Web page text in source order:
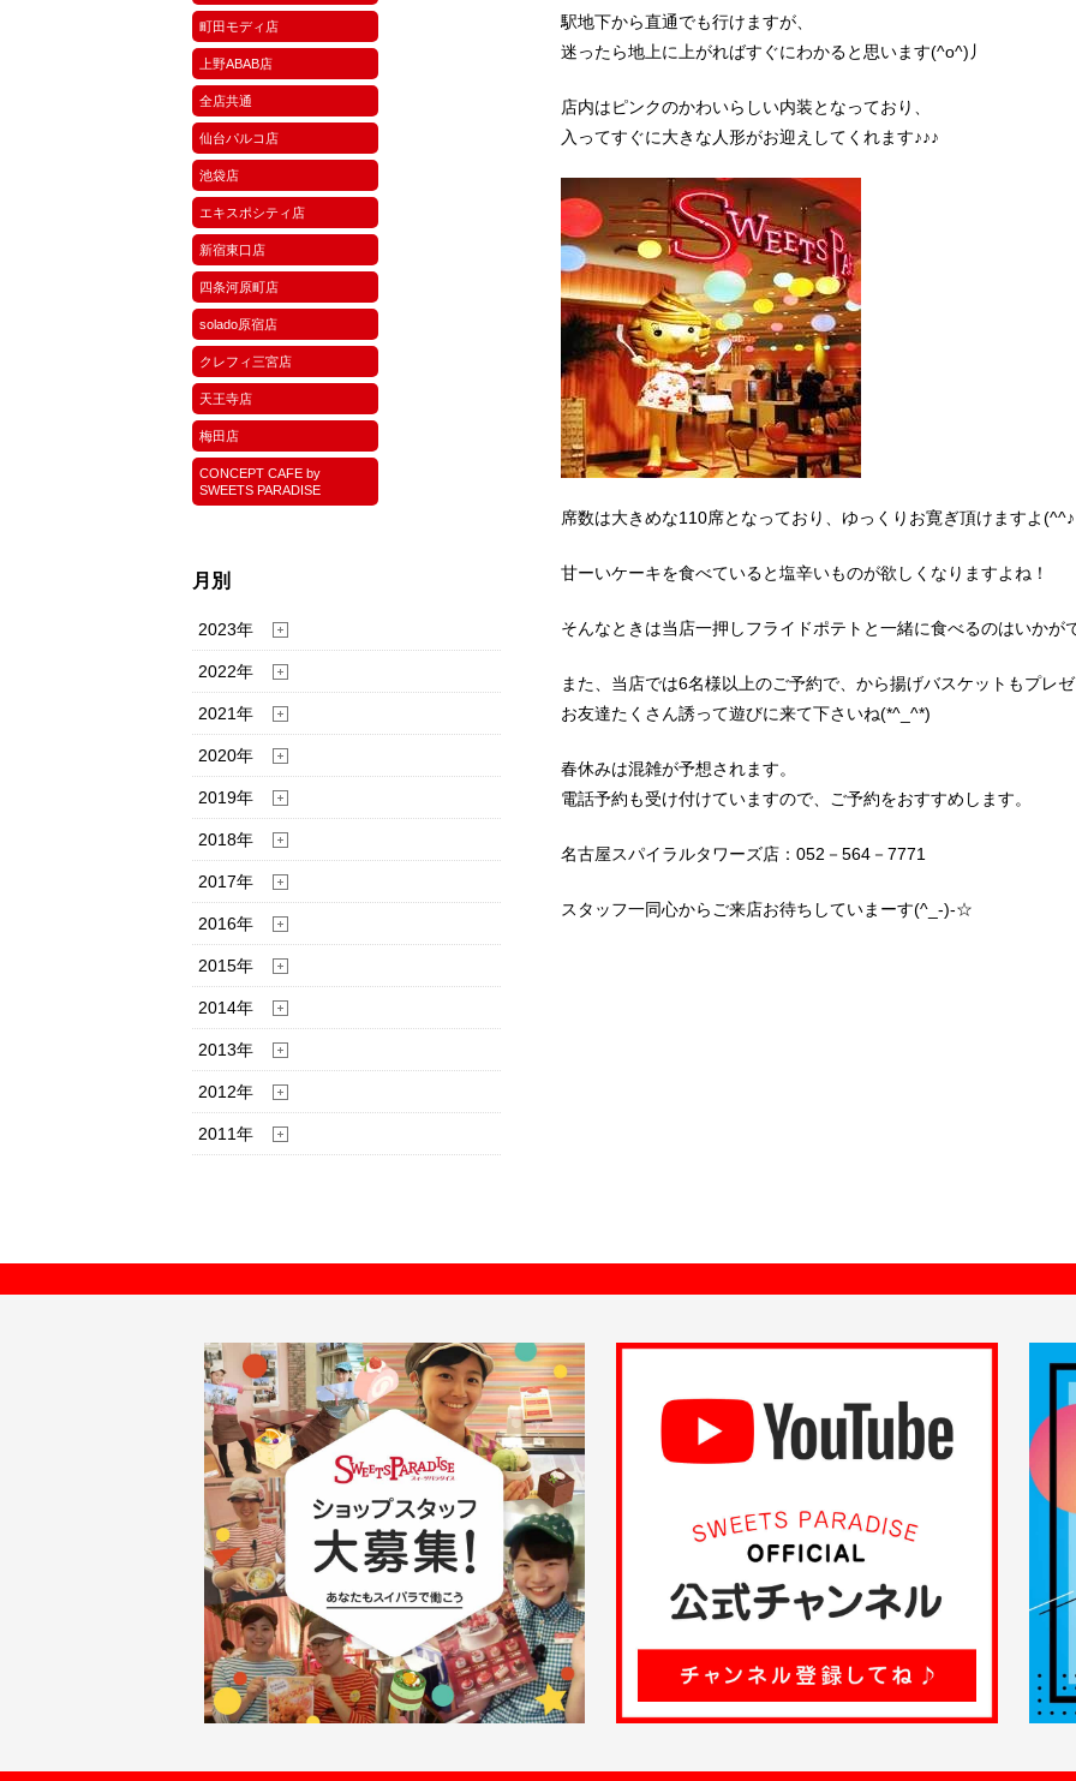
町田モディ店
上野ABAB店
全店共通
仙台パルコ店
池袋店
エキスポシティ店
新宿東口店
四条河原町店
solado原宿店
クレフィ三宮店
天王寺店
梅田店
CONCEPT CAFE by
SWEETS PARADISE
月別
2023年
2022年
2021年
2020年
2019年
2018年
2017年
2016年
2015年
2014年
2013年
2012年
2011年
駅地下から直通でも行けますが、
迷ったら地上に上がればすぐにわかると思います(^o^)丿
店内はピンクのかわいらしい内装となっており、
入ってすぐに大きな人形がお迎えしてくれます♪♪♪
席数は大きめな110席となっており、ゆっくりお寛ぎ頂けますよ(^^♪
甘ーいケーキを食べていると塩辛いものが欲しくなりますよね！
そんなときは当店一押しフライドポテトと一緒に食べるのはいかが
また、当店では6名様以上のご予約で、から揚げバスケットもプレゼ
お友達たくさん誘って遊びに来て下さいね(*^_^*)
春休みは混雑が予想されます。
電話予約も受け付けていますので、ご予約をおすすめします。
名古屋スパイラルタワーズ店：052－564－7771
スタッフ一同心からご来店お待ちしていまーす(^_-)-☆